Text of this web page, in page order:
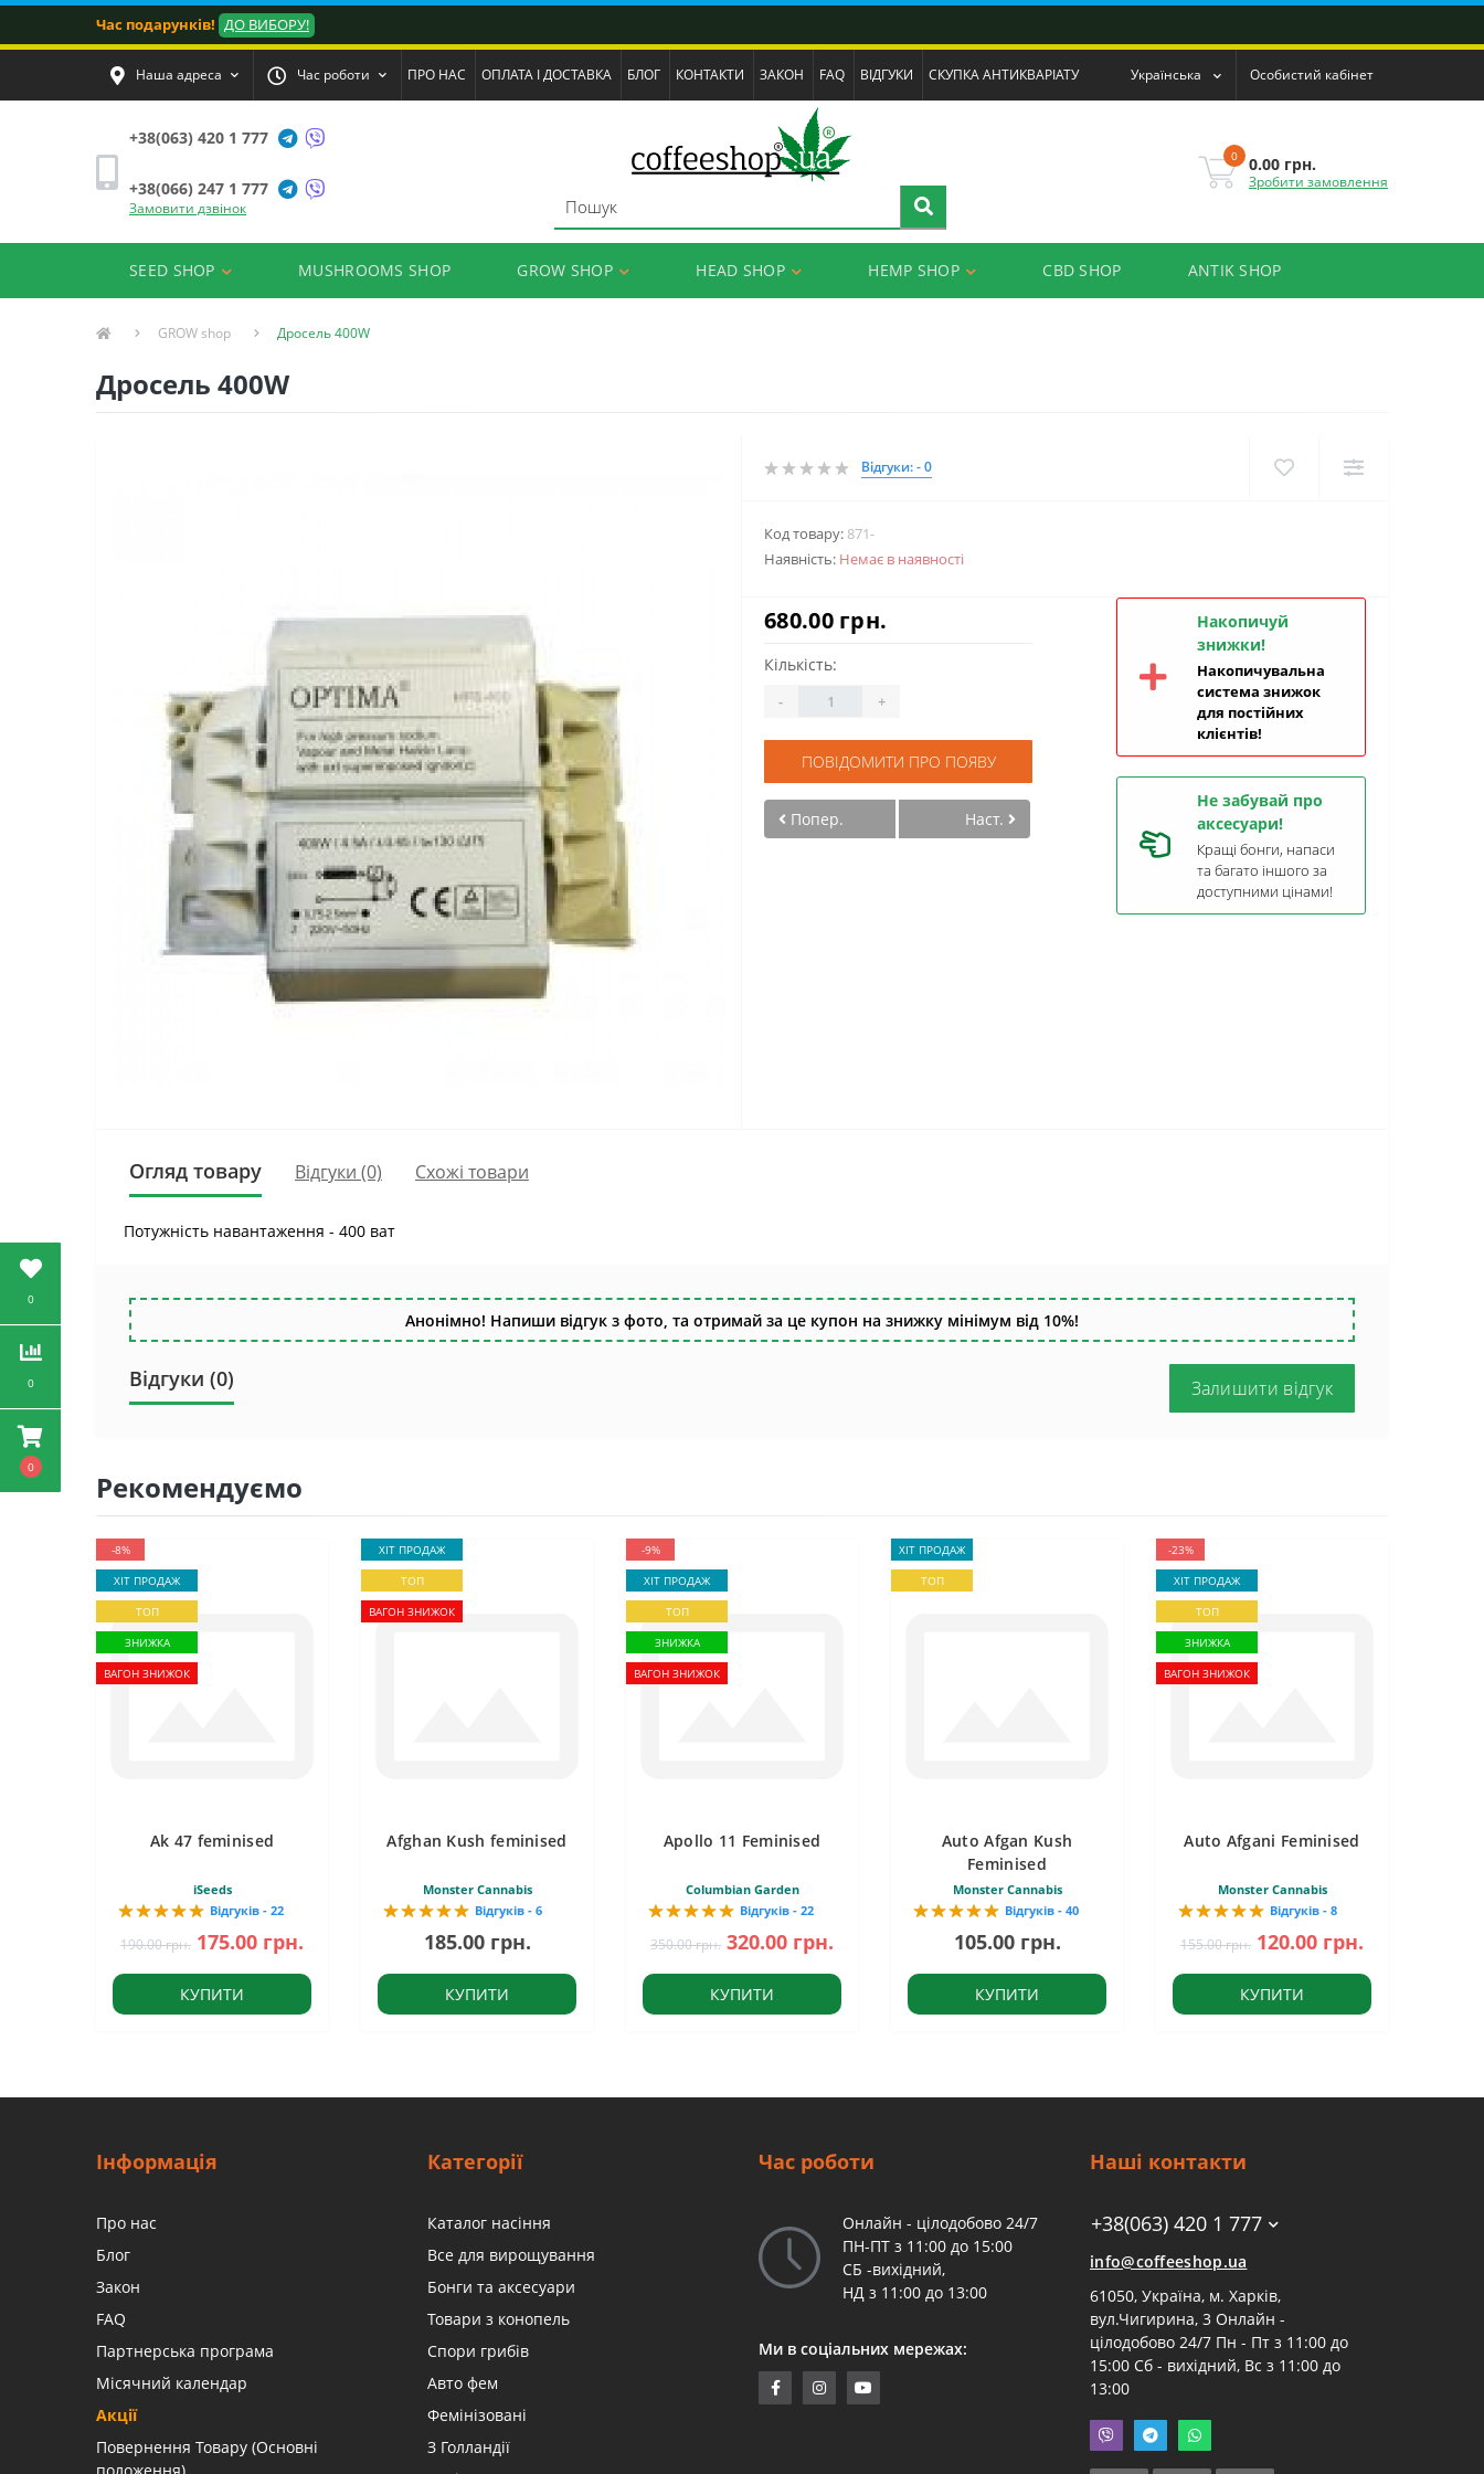
0
0
0
Час подарунків! ДО ВИБОРУ!
Наша адреса Час роботи ПРО НАС ОПЛАТА І ДОСТАВКА БЛОГ КОНТАКТИ ЗАКОН FAQ ВІДГУКИ СКУПКА АНТИКВАРІАТУ Українська Особистий кабінет
+38(063) 420 1 777
+38(066) 247 1 777
Замовити дзвінок
0 0.00 грн.
Зробити замовлення
SEED SHOP MUSHROOMS SHOP GROW SHOP HEAD SHOP HEMP SHOP CBD SHOP ANTIK SHOP
GROW shop Дросель 400W
Дросель 400W
Відгуки: - 0
Код товару: 871-
Наявність: Немає в наявності
680.00 грн.
Кількість:
- +
ПОВІДОМИТИ ПРО ПОЯВУ
Попер. Наст.
Накопичуй
знижки!
Накопичувальна
система знижок
для постійних
клієнтів!
Не забувай про
аксесуари!
Кращі бонги, напаси
та багато іншого за
доступними цінами!
Огляд товару Відгуки (0) Схожі товари
Потужність навантаження - 400 ват
Анонімно! Напиши відгук з фото, та отримай за це купон на знижку мінімум від 10%!
Відгуки (0) Залишити відгук
Рекомендуємо
-8%
ХІТ ПРОДАЖ
ТОП
ЗНИЖКА
ВАГОН ЗНИЖОК
Ak 47 feminised
iSeeds
Відгуків - 22
190.00 грн. 175.00 грн.
КУПИТИ
ХІТ ПРОДАЖ
ТОП
ВАГОН ЗНИЖОК
Afghan Kush feminised
Monster Cannabis
Відгуків - 6
185.00 грн.
КУПИТИ
-9%
ХІТ ПРОДАЖ
ТОП
ЗНИЖКА
ВАГОН ЗНИЖОК
Apollo 11 Feminised
Columbian Garden
Відгуків - 22
350.00 грн. 320.00 грн.
КУПИТИ
ХІТ ПРОДАЖ
ТОП
Auto Afgan Kush
Feminised
Monster Cannabis
Відгуків - 40
105.00 грн.
КУПИТИ
-23%
ХІТ ПРОДАЖ
ТОП
ЗНИЖКА
ВАГОН ЗНИЖОК
Auto Afgani Feminised
Monster Cannabis
Відгуків - 8
155.00 грн. 120.00 грн.
КУПИТИ
Інформація
Про нас
Блог
Закон
FAQ
Партнерська програма
Місячний календар
Акції
Повернення Товару (Основні
Категорії
Каталог насіння
Все для вирощування
Бонги та аксесуари
Товари з конопель
Спори грибів
Авто фем
Фемінізовані
З Голландії
Час роботи
Онлайн - цілодобово 24/7
ПН-ПТ з 11:00 до 15:00
СБ -вихідний,
НД з 11:00 до 13:00
Ми в соціальних мережах:
Наші контакти
+38(063) 420 1 777
info@coffeeshop.ua
61050, Україна, м. Харків,
вул.Чигирина, 3 Онлайн -
цілодобово 24/7 Пн - Пт з 11:00 до
15:00 Сб - вихідний, Вс з 11:00 до
13:00